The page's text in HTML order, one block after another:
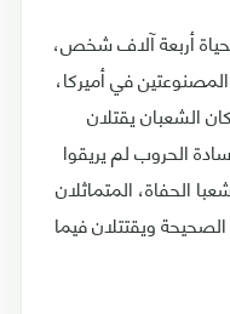
أربعة آلاف شخص،
المصنوعتين في أميركا،
الشعبان يقتلان
الحروب لم يريقوا
الحفاة، المتماثلان
ويقتتلان فيما